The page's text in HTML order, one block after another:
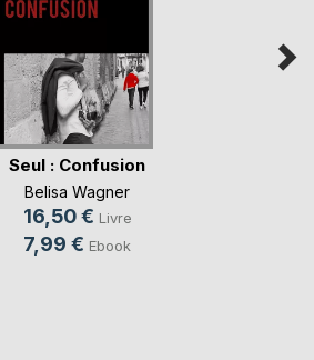
Seul : Confusion
Belisa Wagner
16,50 € Livre
7,99 € Ebook